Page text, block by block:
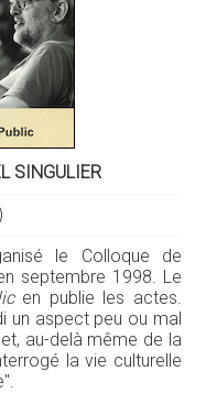
SINGULIER
le Colloque de
septembre 1998. Le
en publie les actes.
un aspect peu ou mal
au-delà même de la
la vie culturelle